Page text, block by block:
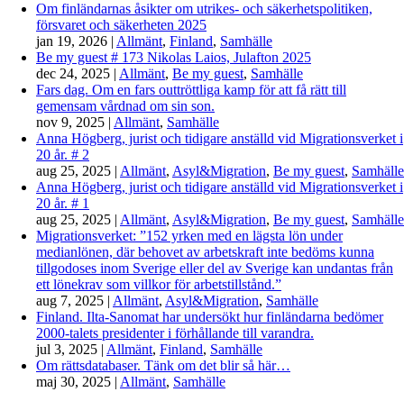
Om finländarnas åsikter om utrikes- och säkerhetspolitiken,
försvaret och säkerheten 2025
jan 19, 2026 | Allmänt, Finland, Samhälle
Be my guest # 173 Nikolas Laios, Julafton 2025
dec 24, 2025 | Allmänt, Be my guest, Samhälle
Fars dag. Om en fars outtröttliga kamp för att få rätt till
gemensam vårdnad om sin son.
nov 9, 2025 | Allmänt, Samhälle
Anna Högberg, jurist och tidigare anställd vid Migrationsverket i
20 år. # 2
aug 25, 2025 | Allmänt, Asyl&Migration, Be my guest, Samhälle
Anna Högberg, jurist och tidigare anställd vid Migrationsverket i
20 år. # 1
aug 25, 2025 | Allmänt, Asyl&Migration, Be my guest, Samhälle
Migrationsverket: ”152 yrken med en lägsta lön under
medianlönen, där behovet av arbetskraft inte bedöms kunna
tillgodoses inom Sverige eller del av Sverige kan undantas från
ett lönekrav som villkor för arbetstillstånd.”
aug 7, 2025 | Allmänt, Asyl&Migration, Samhälle
Finland. Ilta-Sanomat har undersökt hur finländarna bedömer
2000-talets presidenter i förhållande till varandra.
jul 3, 2025 | Allmänt, Finland, Samhälle
Om rättsdatabaser. Tänk om det blir så här…
maj 30, 2025 | Allmänt, Samhälle